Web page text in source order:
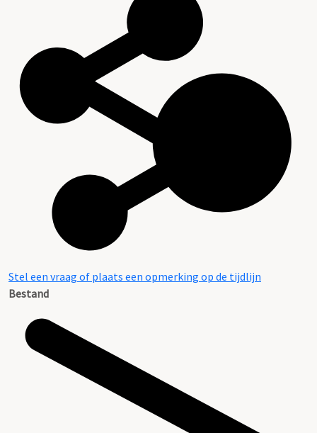
Stel een vraag of plaats een opmerking op de tijdlijn
Bestand